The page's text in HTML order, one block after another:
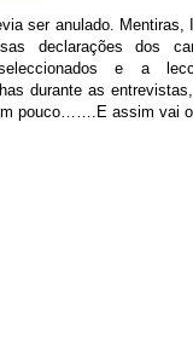
ser anulado. Mentiras,
declarações dos
e a
durante as
pouco…….E assim vai